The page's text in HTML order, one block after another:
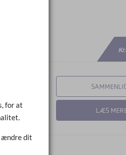
Kr.
LÆS
for at
ændre dit